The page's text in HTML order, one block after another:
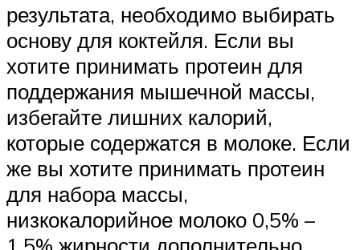
результата, необходимо выбирать
основу для коктейля. Если вы
хотите принимать протеин для
поддержания мышечной массы,
избегайте лишних калорий,
которые содержатся в молоке. Если
же вы хотите принимать протеин
для набора массы,
низкокалорийное молоко 0,5% –